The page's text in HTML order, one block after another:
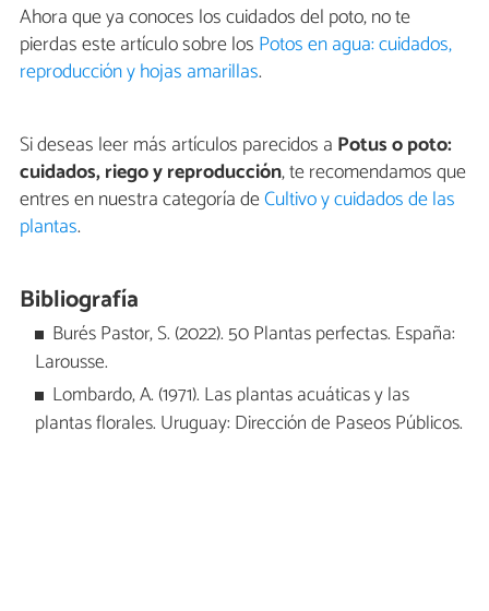
Ahora que ya conoces los cuidados del poto, no te
pierdas este artículo sobre los Potos en agua: cuidados,
reproducción y hojas amarillas.
Si deseas leer más artículos parecidos a Potus o poto:
cuidados, riego y reproducción, te recomendamos que
entres en nuestra categoría deCultivo y cuidados de las
plantas.
Bibliografía
Burés Pastor, S. (2022). 50 Plantas perfectas. España:
Larousse.
Lombardo, A. (1971). Las plantas acuáticas y las
plantas florales. Uruguay: Dirección de Paseos Públicos.